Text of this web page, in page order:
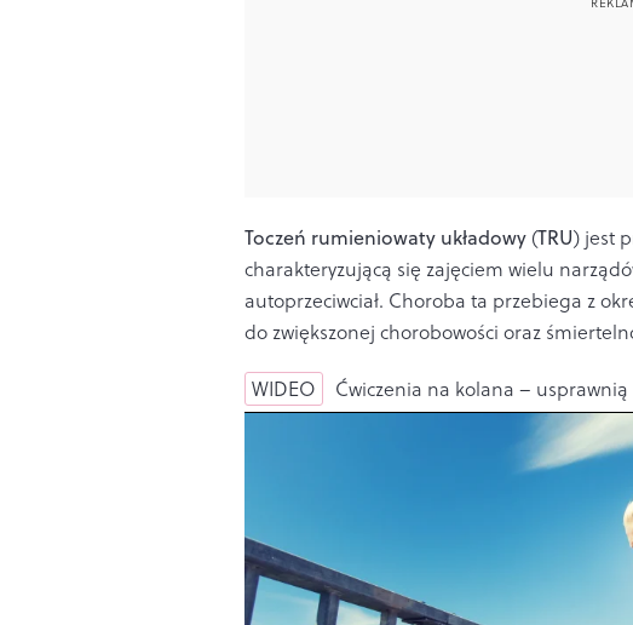
Toczeń rumieniowaty układowy (TRU) jest
charakteryzującą się zajęciem wielu
autoprzeciwciał. Choroba ta przebiega z
do zwiększonej chorobowości oraz
WIDEO Ćwiczenia na kolana –